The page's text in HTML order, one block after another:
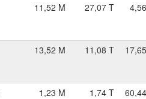
11,52 M 27,07 T
13,52 M 11,08 T
1,23 M 1,74 T